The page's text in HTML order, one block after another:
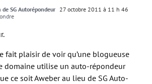
de SG Autorépondeur 27 octobre 2011 à 11 h 46
fait plaisir de voir qu’une blogueuse
domaine utilise un auto-répondeur
ce soit Aweber au lieu de SG Auto-